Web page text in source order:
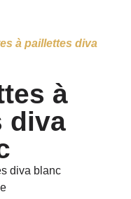
à paillettes diva
à
diva
diva blanc